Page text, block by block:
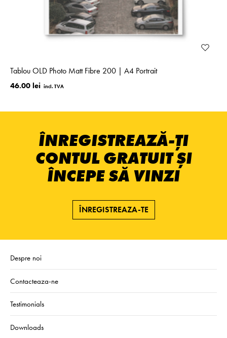
Tablou OLD Photo Matt Fibre 200 | A4 Portrait
46.00 lei
ÎNREGISTREAZĂ-ȚI
CONTUL GRATUIT ȘI
ÎNCEPE SĂ VINZI
ÎNREGISTREAZA-TE
Despre noi
Contacteaza-ne
Testimonials
Downloads